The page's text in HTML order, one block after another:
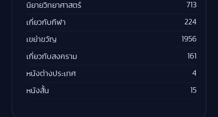
นิยายวิทยาศาสตร์ 713
เกี่ยวกับกีฬา 224
เขย่าขวัญ 1956
เกี่ยวกับสงคราม 161
หนังต่างประเทศ 4
หนังสั้น 15